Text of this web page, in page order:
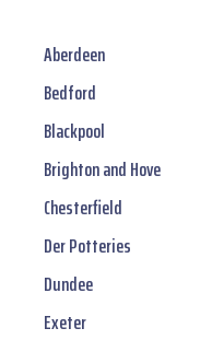
Aberdeen
Bedford
Blackpool
Brighton and Hove
Chesterfield
Der Potteries
Dundee
Exeter